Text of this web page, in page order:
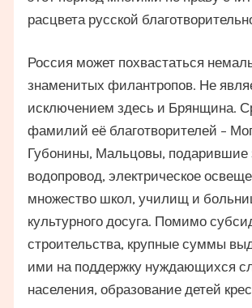
расцвета русской
Россия может похвастаться
знаменитых филантропов. Не
исключением здесь и Брянщина.
фамилий её благотворителей –
Губонины, Мальцовы, подарившие
водопровод, электрическое
множество школ, училищ и
культурного досуга. Помимо
строительства, крупные суммы
ими на поддержку нуждающихся
населения, образование детей